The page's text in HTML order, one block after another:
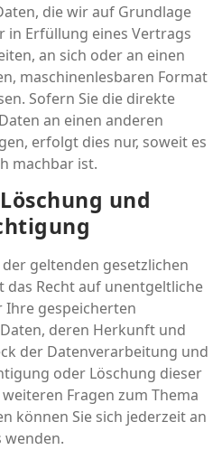
die wir auf Grundlage
in Erfüllung eines Vertrags
an sich oder an einen
maschinenlesbaren Format
Sofern Sie die direkte
an einen anderen
erfolgt dies nur, soweit es
machbar ist.
und
geltenden gesetzlichen
das Recht auf unentgeltliche
gespeicherten
deren Herkunft und
der Datenverarbeitung und
oder Löschung dieser
Fragen zum Thema
können Sie sich jederzeit an
wenden.